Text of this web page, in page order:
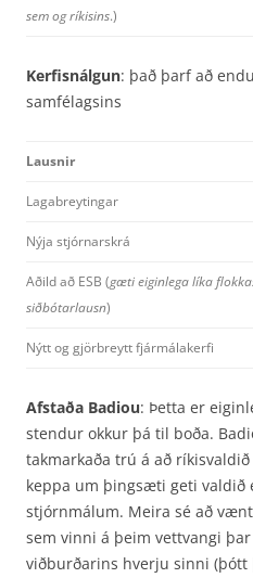
sem og ríkisins.)
Kerfisnálgun: það þarf að
samfélagsins
Lausnir
Lagabreytingar
Nýja stjórnarskrá
Aðild að ESB (gæti eiginlega líka
siðbótarlausn)
Nýtt og gjörbreytt fjármálakerfi
Afstaða Badiou: Þetta er
stendur okkur þá til boða.
takmarkaða trú á að
keppa um þingsæti geti
stjórnmálum. Meira sé að
sem vinni á þeim vettvangi
viðburðarins hverju sinni (þótt